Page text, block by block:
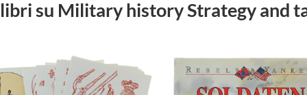
su Military history Strategy and